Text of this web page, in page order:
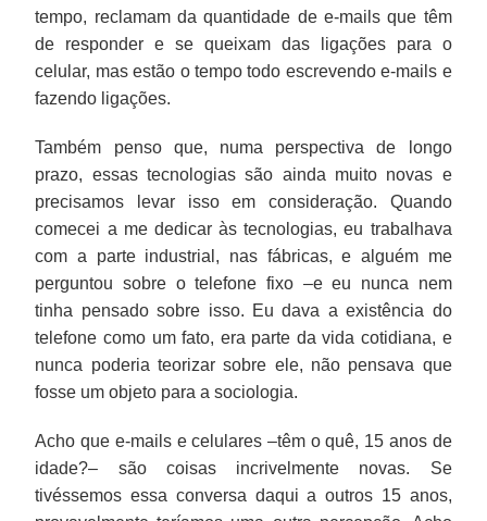
tempo, reclamam da quantidade de e-mails que têm
de responder e se queixam das ligações para o
celular, mas estão o tempo todo escrevendo e-mails e
fazendo ligações.
Também penso que, numa perspectiva de longo
prazo, essas tecnologias são ainda muito novas e
precisamos levar isso em consideração. Quando
comecei a me dedicar às tecnologias, eu trabalhava
com a parte industrial, nas fábricas, e alguém me
perguntou sobre o telefone fixo –e eu nunca nem
tinha pensado sobre isso. Eu dava a existência do
telefone como um fato, era parte da vida cotidiana, e
nunca poderia teorizar sobre ele, não pensava que
fosse um objeto para a sociologia.
Acho que e-mails e celulares –têm o quê, 15 anos de
idade?– são coisas incrivelmente novas. Se
tivéssemos essa conversa daqui a outros 15 anos,